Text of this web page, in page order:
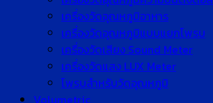
เครื่องวัดอุณหภูมิอาหาร
เครื่องวัดอุณหภูมิแบบแยกโพรบ
เครื่องวัดเสียง Sound Meter
เครื่องวัดแสง LUX Meter
โพรบสำหรับวัดอุณหภูมิ
Volumetric